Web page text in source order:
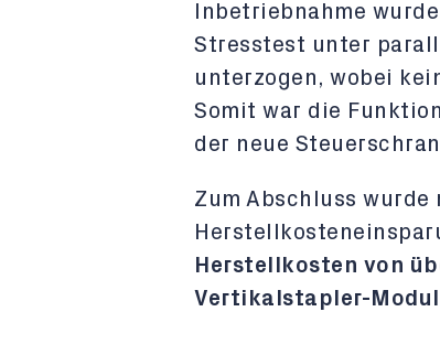
Inbetriebnahme
Stresstest unter
unterzogen, wobei
Somit war die
der neue
Zum Abschluss
Herstellkosten von
Vertikalstapler-